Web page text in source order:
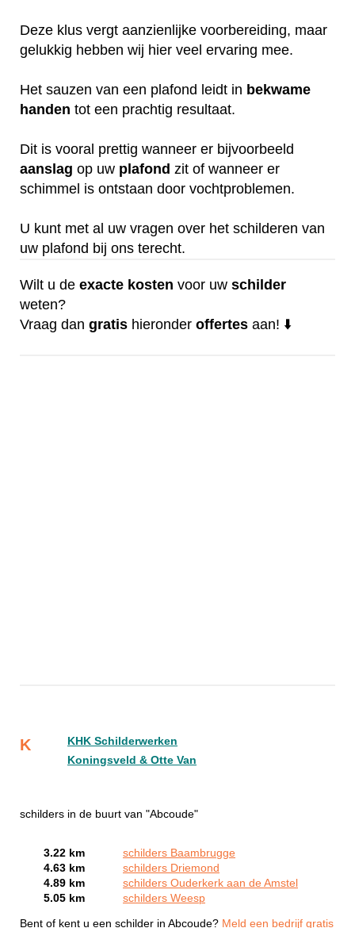
Deze klus vergt aanzienlijke voorbereiding, maar
gelukkig hebben wij hier veel ervaring mee.
Het sauzen van een plafond leidt in bekwame
handen tot een prachtig resultaat.
Dit is vooral prettig wanneer er bijvoorbeeld
aanslag op uw plafond zit of wanneer er
schimmel is ontstaan door vochtproblemen.
U kunt met al uw vragen over het schilderen van
uw plafond bij ons terecht.
Wilt u de exacte kosten voor uw schilder
weten?
Vraag dan gratis hieronder offertes aan! ⬇️
K
KHK Schilderwerken
Koningsveld & Otte Van
schilders in de buurt van "Abcoude"
3.22 km
schilders Baambrugge
4.63 km
schilders Driemond
4.89 km
schilders Ouderkerk aan de Amstel
5.05 km
schilders Weesp
Bent of kent u een schilder in Abcoude? Meld een bedrijf gratis